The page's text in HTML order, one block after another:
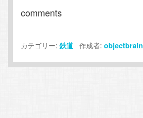
comments
カテゴリー:鉄道 作成者:objectbrain